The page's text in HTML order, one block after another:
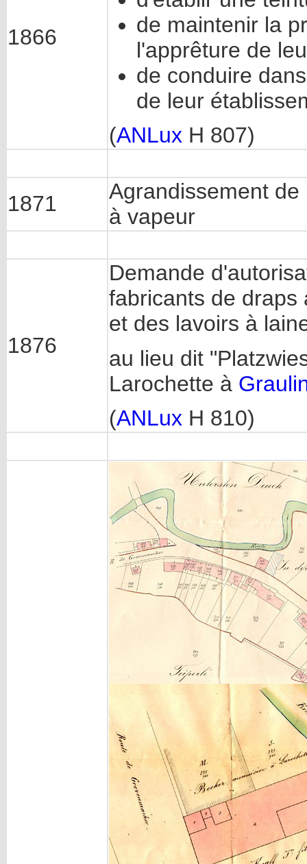
1866
de maintenir la
l'apprêture de
de conduire
de leur
(ANLux H 807)
1871
Agrandissement
à vapeur
1876
Demande
fabricants de draps
et des lavoirs à
au lieu dit
Larochette à
(ANLux H 810)